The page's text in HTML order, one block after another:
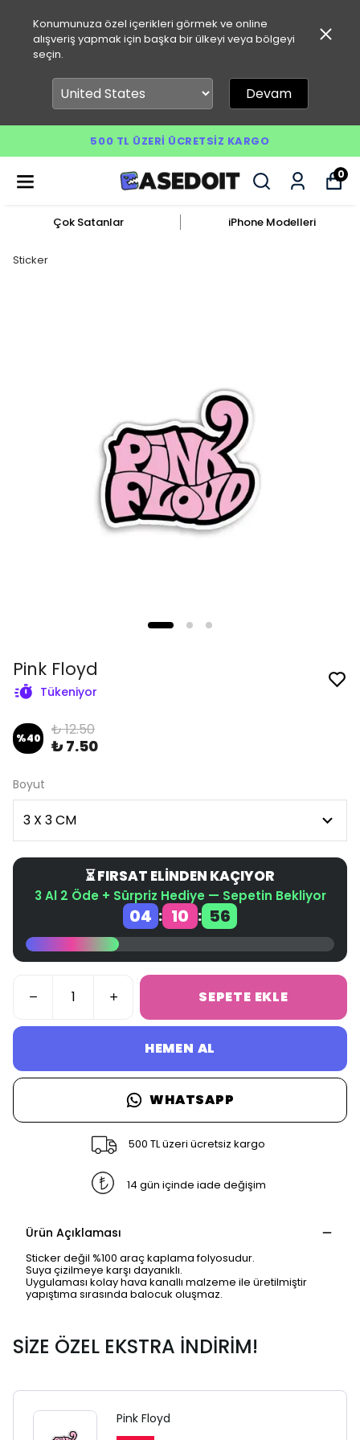
Konumunuza özel içerikleri görmek ve online
alışveriş yapmak için başka bir ülkeyi veya bölgeyi
seçin.
Devam
500 TL ÜZERI ÜCRETSIZ KARGO
0
Çok Satanlar iPhone Modelleri
Sticker
Pink Floyd
Tükeniyor
%40 ₺ 12.50
₺ 7.50
Boyut
⏳ FIRSAT ELİNDEN KAÇIYOR
3 Al 2 Öde + Sürpriz Hediye — Sepetin Bekliyor
04 : 10 : 55
SEPETE EKLE
HEMEN AL
WHATSAPP
500 TL üzeri ücretsiz kargo
14 gün içinde iade değişim
Ürün Açıklaması
Sticker değil %100 araç kaplama folyosudur.
Suya çizilmeye karşı dayanıklı.
Uygulaması kolay hava kanallı malzeme ile üretilmiştir
yapıştıma sırasında balocuk oluşmaz.
SİZE ÖZEL EKSTRA İNDİRİM!
Pink Floyd